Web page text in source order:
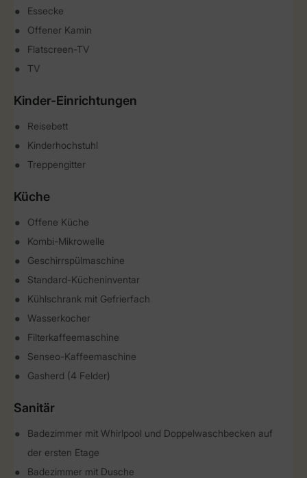
Essecke
Offener Kamin
Flatscreen-TV
TV
Kinder-Einrichtungen
Reisebett
Kinderhochstuhl
Treppengitter
Küche
Offene Küche
Kombi-Mikrowelle
Geschirrspülmaschine
Standard-Kücheninventar
Kühlschrank mit Gefrierfach
Wasserkocher
Filterkaffeemaschine
Senseo-Kaffeemaschine
Gasherd (4 Felder)
Sanitär
Badezimmer mit Whirlpool und Doppelwaschbecken auf
der ersten Etage
Badezimmer mit Dusche